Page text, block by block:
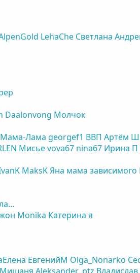
LehaChe Светлана
Daalonvong Молчок
Мама-Лама georgef1 ВВП Артëм
Мисьеvova67 nina67 Ирина П
MaksKЯна мама зависимого
Monika Катерина я
ЕвгенийM Olga_Nonarko
Мишаня Aleksander_ptz